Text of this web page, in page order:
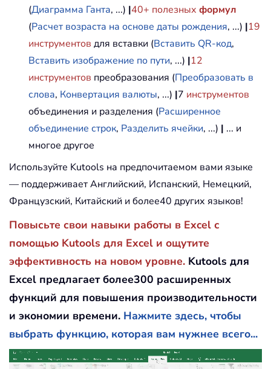
(Диаграмма Ганта, ...) |40+ полезных формул
(Расчет возраста на основе даты рождения, ...) |19
инструментов для вставки (Вставить QR-код,
Вставить изображение по пути, ...) |12
инструментов преобразования (Преобразовать в
слова, Конвертация валюты, ...) |7 инструментов
объединения и разделения (Расширенное
объединение строк, Разделить ячейки, ...) | ... и
многое другое
Используйте Kutools на предпочитаемом вами языке
— поддерживает Английский, Испанский, Немецкий,
Французский, Китайский и более40 других языков!
Повысьте свои навыки работы в Excel с
помощью Kutools для Excel и ощутите
эффективность на новом уровне. Kutools для
Excel предлагает более300 расширенных
функций для повышения производительности
и экономии времени. Нажмите здесь, чтобы
выбрать функцию, которая вам нужнее всего...